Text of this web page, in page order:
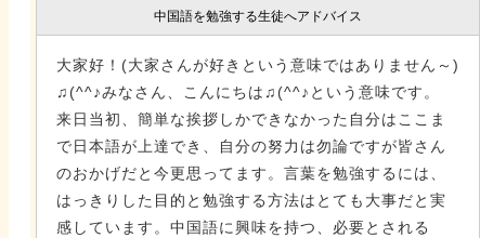
中国語を勉強する生徒へアドバイス
大家好！(大家さんが好きという意味ではありません～)
♫(^^♪みなさん、こんにちは♫(^^♪という意味です。
来日当初、簡単な挨拶しかできなかった自分はここま
で日本語が上達でき、自分の努力は勿論ですが皆さん
のおかげだと今更思ってます。言葉を勉強するには、
はっきりした目的と勉強する方法はとても大事だと実
感しています。中国語に興味を持つ、必要とされる